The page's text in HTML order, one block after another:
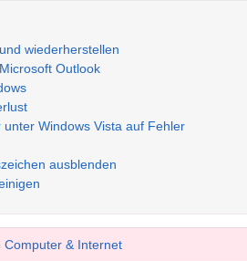
wiederherstellen
Outlook
Windows Vista auf Fehler
ausblenden
Computer & Internet